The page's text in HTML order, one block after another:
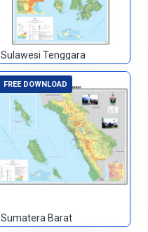
Sulawesi Tenggara
FREE DOWNLOAD
Sumatera Barat